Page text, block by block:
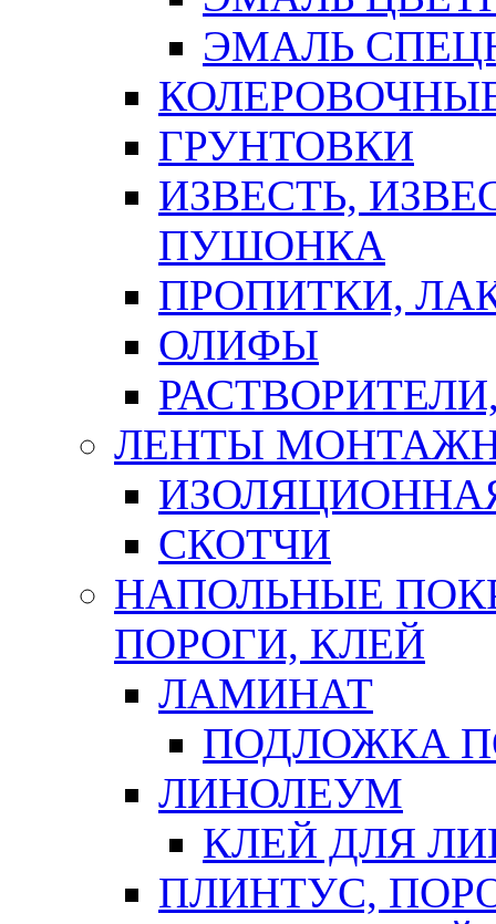
ЭМАЛЬ
ГРУНТОВКИ
ИЗВЕСТЬ,
ПУШОНКА
ПРОПИТКИ,
ОЛИФЫ
ЛЕНТЫ
СКОТЧИ
НАПОЛЬНЫЕ
ПОРОГИ, КЛЕЙ
ЛАМИНАТ
ПОДЛОЖКА
ЛИНОЛЕУМ
КЛЕЙ ДЛЯ
ПЛИНТУС,